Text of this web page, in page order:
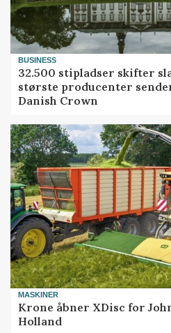
BUSINESS
32.500 stipladser skifter
største producenter
Danish Crown
MASKINER
Krone åbner XDisc for
Holland